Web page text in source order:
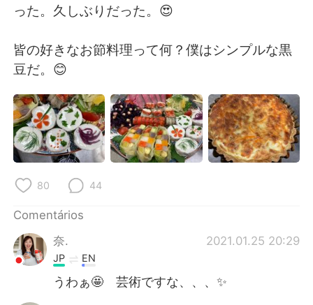
العربية Français
Deutsch 日本語
ไทย Indonesia
Italiano Türkçe
Tiếng Việt
った。久しぶりだった。😍
皆の好きなお節料理って何？僕はシンプルな黒
豆だ。😊
80 44
Comentários
奈.
2021.01.25 20:29
JP EN
うわぁ🤩 芸術ですな、、、✨